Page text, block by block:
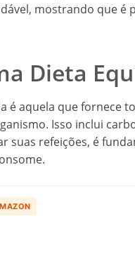
mostrando que é
Dieta
é aquela que fornece
Isso inclui
suas refeições, é